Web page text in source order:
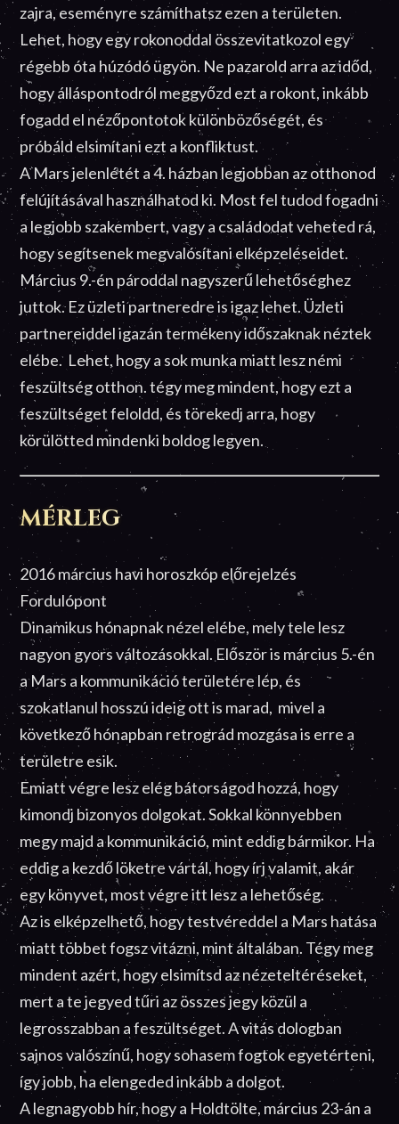
zajra, eseményre számíthatsz ezen a területen.
Lehet, hogy egy rokonoddal összevitatkozol egy
régebb óta húzódó ügyön. Ne pazarold arra az időd,
hogy álláspontodról meggyőzd ezt a rokont, inkább
fogadd el nézőpontotok különbözőségét, és
próbáld elsimítani ezt a konfliktust.
A Mars jelenlétét a 4. házban legjobban az otthonod
felújításával használhatod ki. Most fel tudod fogadni
a legjobb szakembert, vagy a családodat veheted rá,
hogy segítsenek megvalósítani elképzeléseidet.
Március 9.-én pároddal nagyszerű lehetőséghez
juttok. Ez üzleti partneredre is igaz lehet. Üzleti
partnereiddel igazán termékeny időszaknak néztek
elébe. Lehet, hogy a sok munka miatt lesz némi
feszültség otthon. tégy meg mindent, hogy ezt a
feszültséget feloldd, és törekedj arra, hogy
körülötted mindenki boldog legyen.
MÉRLEG
2016 március havi horoszkóp előrejelzés
Fordulópont
Dinamikus hónapnak nézel elébe, mely tele lesz
nagyon gyors változásokkal. Először is március 5.-én
a Mars a kommunikáció területére lép, és
szokatlanul hosszú ideig ott is marad, mivel a
következő hónapban retrográd mozgása is erre a
területre esik.
Emiatt végre lesz elég bátorságod hozzá, hogy
kimondj bizonyos dolgokat. Sokkal könnyebben
megy majd a kommunikáció, mint eddig bármikor. Ha
eddig a kezdő löketre vártál, hogy írj valamit, akár
egy könyvet, most végre itt lesz a lehetőség.
Az is elképzelhető, hogy testvéreddel a Mars hatása
miatt többet fogsz vitázni, mint általában. Tégy meg
mindent azért, hogy elsimítsd az nézeteltéréseket,
mert a te jegyed tűri az összes jegy közül a
legrosszabban a feszültséget. A vitás dologban
sajnos valószínű, hogy sohasem fogtok egyetérteni,
így jobb, ha elengeded inkább a dolgot.
A legnagyobb hír, hogy a Holdtölte, március 23-án a